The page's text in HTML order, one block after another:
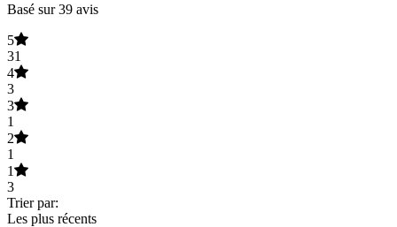
Basé sur 39 avis
5
31
4
3
3
1
2
1
1
3
Trier par:
Les plus récents